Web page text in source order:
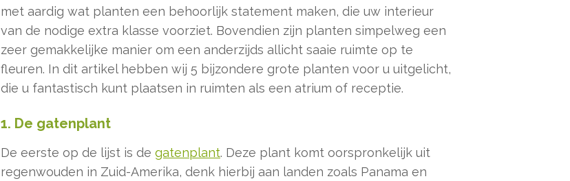
met aardig wat planten een behoorlijk statement maken, die uw interieur
van de nodige extra klasse voorziet. Bovendien zijn planten simpelweg een
zeer gemakkelijke manier om een anderzijds allicht saaie ruimte op te
fleuren. In dit artikel hebben wij 5 bijzondere grote planten voor u uitgelicht,
die u fantastisch kunt plaatsen in ruimten als een atrium of receptie.
1. De gatenplant
De eerste op de lijst is de gatenplant. Deze plant komt oorspronkelijk uit
regenwouden in Zuid-Amerika, denk hierbij aan landen zoals Panama en